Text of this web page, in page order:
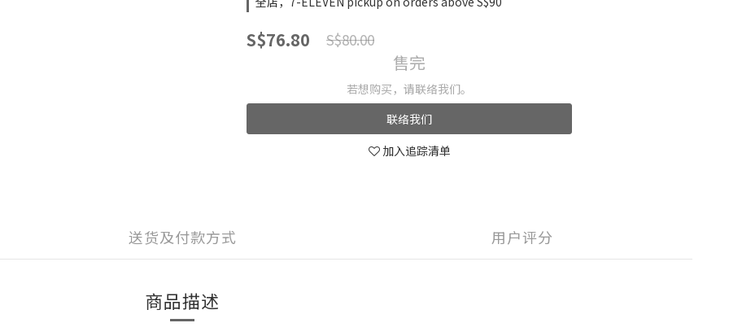
S$76.80 S$80.00
售完
若想购买，请联络我们。
联络我们
加入追踪清单
送货及付款方式 用户评分
商品描述